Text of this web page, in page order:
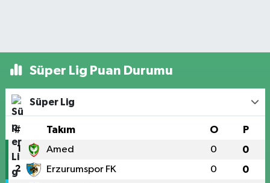
Süper Lig Puan Durumu
Süper Lig
# Takım O P
1 Amed 0 0
2 Erzurumspor FK 0 0